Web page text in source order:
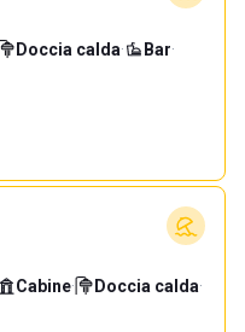
Doccia calda· Bar·
Cabine· Doccia calda·